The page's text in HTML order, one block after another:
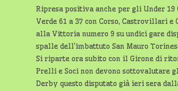
Ripresa positiva anche per gli Under
Verde 61 a 37 con Corso, Castrovillari
alla Vittoria numero 9 su undici gare
spalle dell’imbattuto San Mauro
Si riparte ora subito con il Girone di
Prelli e Soci non devono sottovalutare
Derby questo disputato già ieri sera